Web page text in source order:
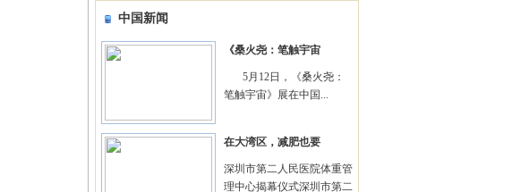
中国新闻
《桑火尧：笔触宇宙
5月12日，《桑火尧：
笔触宇宙》展在中国...
在大湾区，减肥也要
深圳市第二人民医院体重管
理中心揭幕仪式深圳市第二